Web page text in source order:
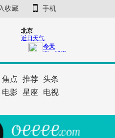
收藏 手机
焦点 推荐 头条
电影 星座 电视